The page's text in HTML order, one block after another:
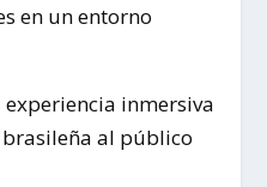
en un entorno
inmersiva
al público